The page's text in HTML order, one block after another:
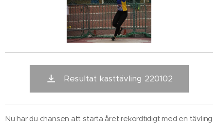
Resultat kasttävling 220102
Nu har du chansen att starta året rekordtidigt med en tävling